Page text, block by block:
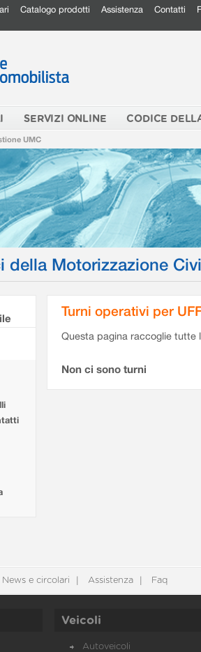
Catalogo prodotti Assistenza Contatti
SERVIZI ONLINE CODICE
UMC
della Motorizzazione
Turni operativi per
Questa pagina raccoglie tutte
Non ci sono turni
News e circolari Assistenza Faq
Veicoli
Autoveicoli